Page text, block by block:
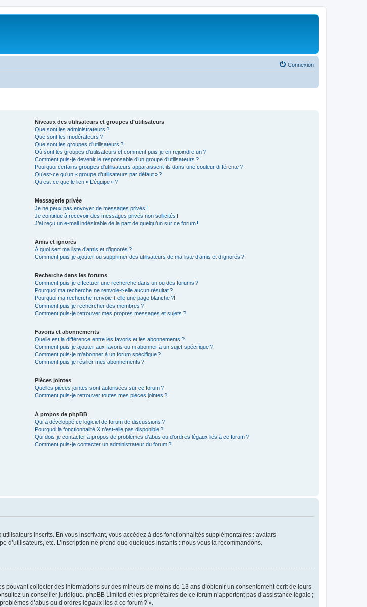
Connexion
Niveaux des utilisateurs et groupes d’utilisateurs
Que sont les administrateurs ?
Que sont les modérateurs ?
Que sont les groupes d’utilisateurs ?
Où sont les groupes d’utilisateurs et comment puis-je en rejoindre un ?
Comment puis-je devenir le responsable d’un groupe d’utilisateurs ?
Pourquoi certains groupes d’utilisateurs apparaissent-ils dans une couleur différente ?
Qu’est-ce qu’un « groupe d’utilisateurs par défaut » ?
Qu’est-ce que le lien « L’équipe » ?
Messagerie privée
Je ne peux pas envoyer de messages privés !
Je continue à recevoir des messages privés non sollicités !
J’ai reçu un e-mail indésirable de la part de quelqu’un sur ce forum !
Amis et ignorés
À quoi sert ma liste d’amis et d’ignorés ?
Comment puis-je ajouter ou supprimer des utilisateurs de ma liste d’amis et d’ignorés ?
Recherche dans les forums
Comment puis-je effectuer une recherche dans un ou des forums ?
Pourquoi ma recherche ne renvoie-t-elle aucun résultat ?
Pourquoi ma recherche renvoie-t-elle une page blanche ?!
Comment puis-je rechercher des membres ?
Comment puis-je retrouver mes propres messages et sujets ?
Favoris et abonnements
Quelle est la différence entre les favoris et les abonnements ?
Comment puis-je ajouter aux favoris ou m’abonner à un sujet spécifique ?
Comment puis-je m’abonner à un forum spécifique ?
Comment puis-je résilier mes abonnements ?
Pièces jointes
Quelles pièces jointes sont autorisées sur ce forum ?
Comment puis-je retrouver toutes mes pièces jointes ?
À propos de phpBB
Qui a développé ce logiciel de forum de discussions ?
Pourquoi la fonctionnalité X n’est-elle pas disponible ?
Qui dois-je contacter à propos de problèmes d’abus ou d’ordres légaux liés à ce forum ?
Comment puis-je contacter un administrateur du forum ?
inscrits. En vous inscrivant, vous accédez à des fonctionnalités supplémentaires : avatars
etc. L’inscription ne prend que quelques instants : nous vous la recommandons.
collecter des informations sur des mineurs de moins de 13 ans d’obtenir un consentement écrit de leurs
un conseiller juridique. phpBB Limited et les propriétaires de ce forum n’apportent pas d’assistance légale ;
d’abus ou d’ordres légaux liés à ce forum ? ».